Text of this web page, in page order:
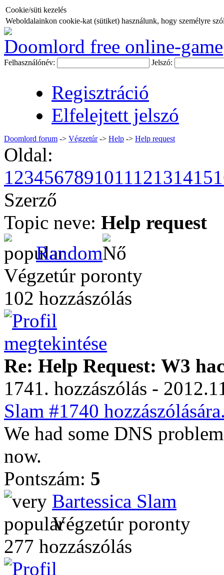
Cookie/süti kezelés
Weboldalainkon cookie-kat (sütiket) használunk, hogy személyre
Doomlord free online-game
Felhasználónév: Jelszó:
Regisztráció
Elfelejtett jelszó
Doomlord forum -> Végzetúr-> Help -> Help request
Oldal:
123456789101112131415
Szerző
Topic neve: Help request
Random
Végzetúr poronty
102 hozzászólás
Re: Help Request: W3
1741. hozzászólás -
Slam #1740
We had some DNS
now.
Pontszám: 5
Bartessica Slam
Végzetúr poronty
277 hozzászólás